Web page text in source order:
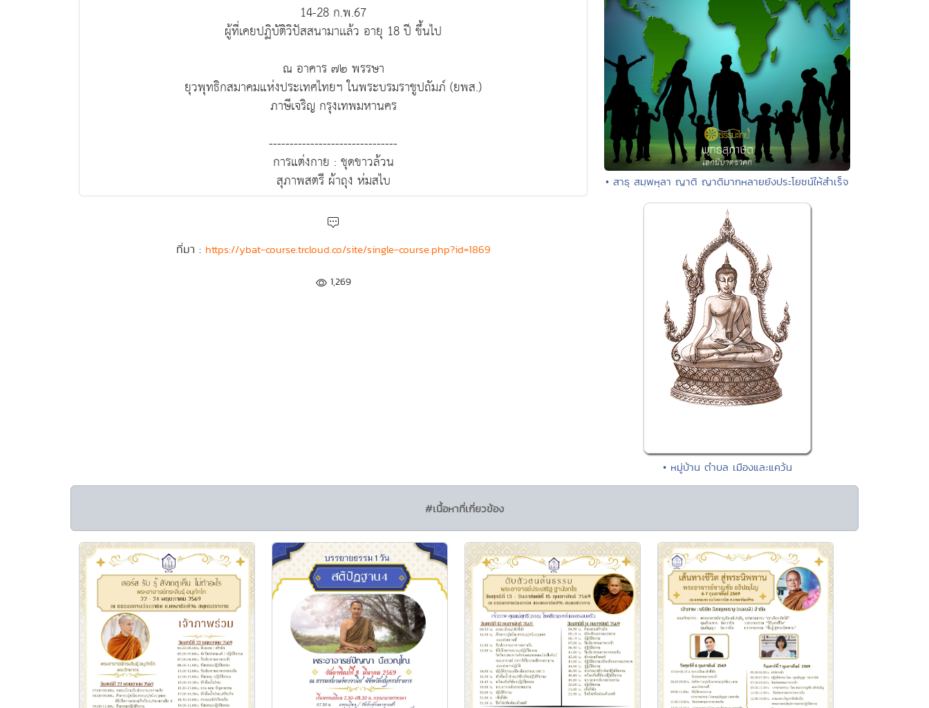
14-28 ก.พ.67
ผู้ที่เคยปฏิบัติวิปัสสนามาเเล้ว อายุ 18 ปี ขึ้นไป
ณ อาคาร ๗๒ พรรษา
ยุวพุทธิกสมาคมแห่งประเทศไทยฯ ในพระบรมราชูปถัมภ์ (ยพส.)
ภาษีเจริญ กรุงเทพมหานคร
-------------------------------
การแต่งกาย : ชุดขาวล้วน
สุภาพสตรี ผ้าถุง ห่มสไบ
ที่มา : https://ybat-course.trcloud.co/site/single-course.php?id=1869
1,269
• สาธุ สมฺพหุลา ญาติ ญาติมากหลายยังประโยชน์ให้สำเร็จ
• หมู่บ้าน ตำบล เมืองและแคว้น
#เนื้อหาที่เกี่ยวข้อง